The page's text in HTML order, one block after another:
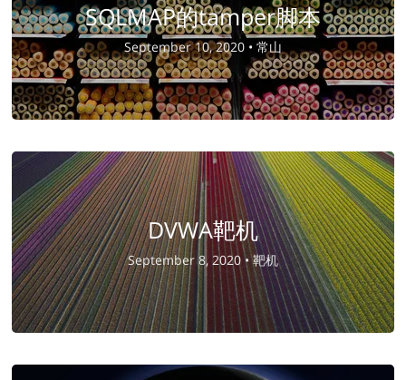
SQLMAP的tamper脚本
September 10, 2020 • 常山
DVWA靶机
September 8, 2020 •靶机